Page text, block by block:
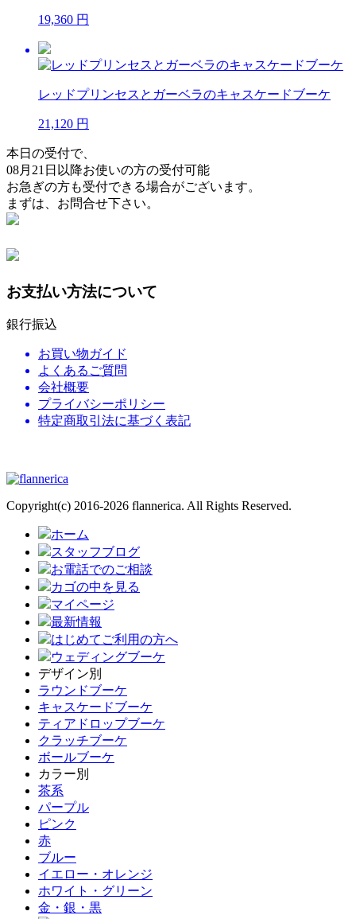
19,360 円
レッドプリンセスとガーベラのキャスケードブーケ
21,120 円
本日の受付で、
08月21日以降お使いの方の受付可能
お急ぎの方も受付できる場合がございます。
まずは、お問合せ下さい。
お支払い方法について
銀行振込
お買い物ガイド
よくあるご質問
会社概要
プライバシーポリシー
特定商取引法に基づく表記
Copyright(c) 2016-2026 flannerica. All Rights Reserved.
ホーム
スタッフブログ
お電話でのご相談
カゴの中を見る
マイページ
最新情報
はじめてご利用の方へ
ウェディングブーケ
デザイン別
ラウンドブーケ
キャスケードブーケ
ティアドロップブーケ
クラッチブーケ
ボールブーケ
カラー別
茶系
パープル
ピンク
赤
ブルー
イエロー・オレンジ
ホワイト・グリーン
金・銀・黒